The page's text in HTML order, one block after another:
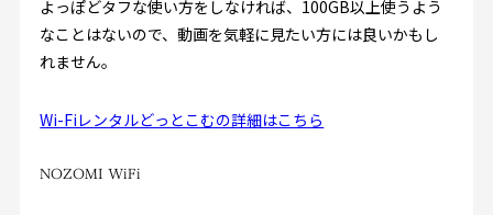
よっぽどタフな使い方をしなければ、100GB以上使うよう
なことはないので、動画を気軽に見たい方には良いかもし
れません。
Wi-Fiレンタルどっとこむの詳細はこちら
NOZOMI WiFi